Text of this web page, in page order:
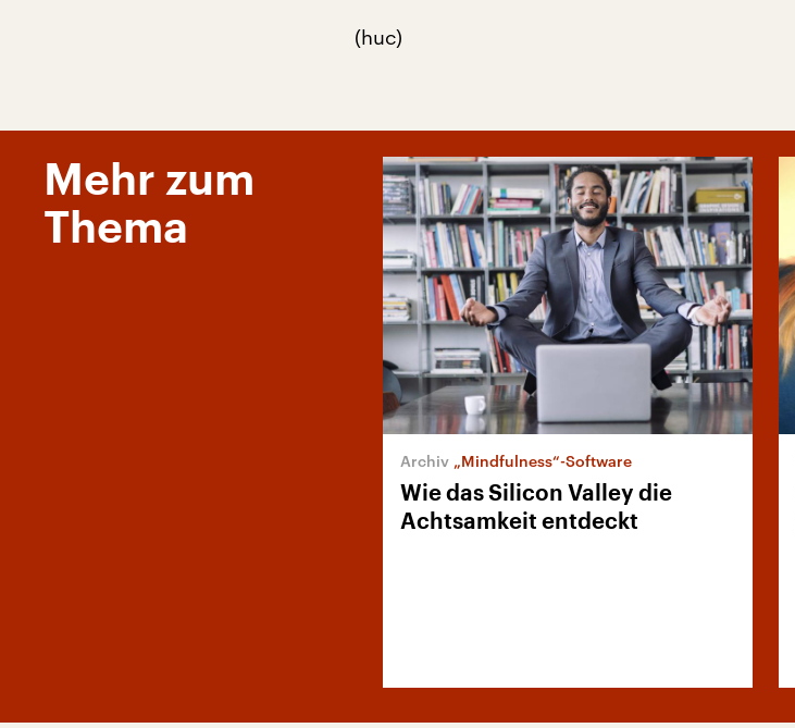
(huc)
Mehr zum
Thema
„Mindfulness“-Software
Wie das Silicon Valley die
Achtsamkeit entdeckt